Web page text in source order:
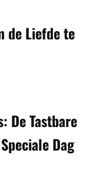
de Liefde te
De Tastbare
Dag